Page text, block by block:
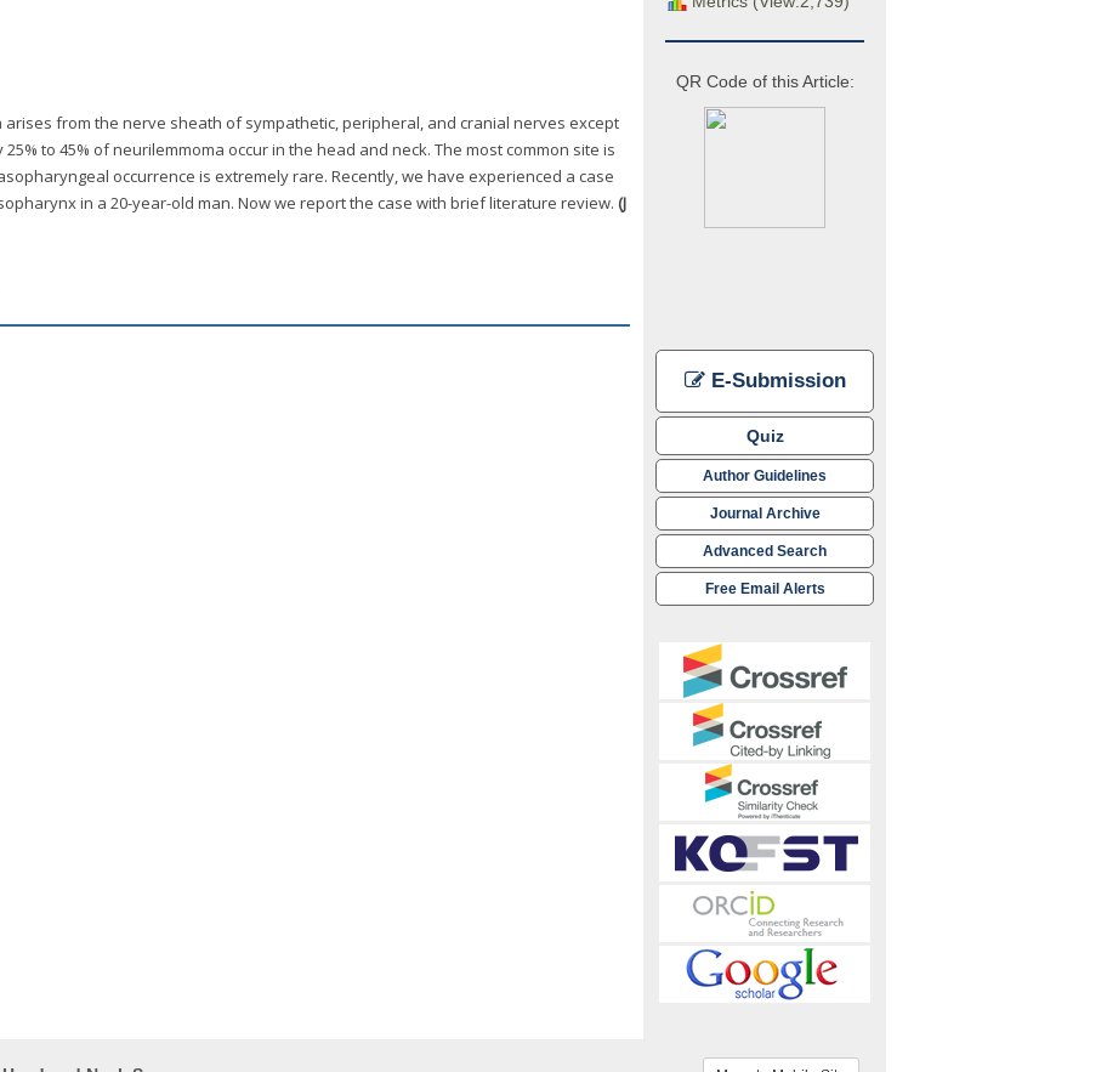
QR Code of this Article:
E-Submission
Quiz
Author Guidelines
Journal Archive
Advanced Search
Free Email Alerts
arises from the nerve sheath of sympathetic, peripheral, and cranial nerves except
to 45% of neurilemmoma occur in the head and neck. The most common site is
occurrence is extremely rare. Recently, we have experienced a case
in a 20-year-old man. Now we report the case with brief literature review. (J